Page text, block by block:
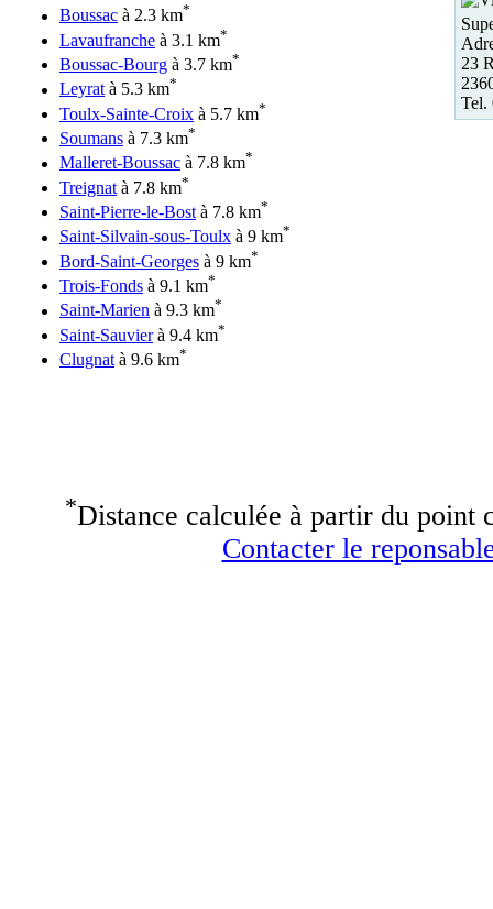
Boussac à 2.3 km*
Lavaufranche à 3.1 km*
Boussac-Bourg à 3.7 km*
Leyratà 5.3 km*
Toulx-Sainte-Croix à 5.7 km*
Soumans à 7.3 km*
Malleret-Boussac à 7.8 km*
Treignat à 7.8 km*
Saint-Pierre-le-Bost à 7.8 km*
Saint-Silvain-sous-Toulx à 9 km*
Bord-Saint-Georges à 9 km*
Trois-Fonds à 9.1 km*
Saint-Marien à 9.3 km*
Saint-Sauvierà 9.4 km*
Clugnat à 9.6 km*
23
Tel.
*Distance calculée à partir du point
Contacter le